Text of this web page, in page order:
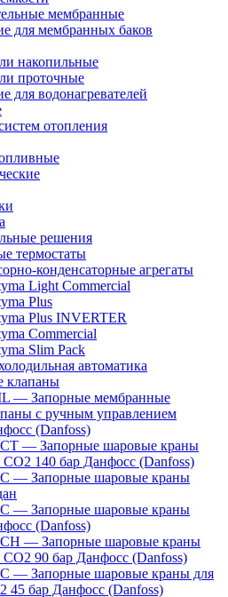
мембранные
для мембранных баков
накопильные
проточные
для водонагревателей
отопления
решения
термостаты
конденсаторные агрегаты
Light Commercial
Plus
Plus INVERTER
Commercial
Slim Pack
автоматика
клапаны
— Запорные мембранные
с ручным управлением
(Danfoss)
— Запорные шаровые краны
CO2 140 бар Данфосс (Danfoss)
— Запорные шаровые краны
— Запорные шаровые краны
(Danfoss)
— Запорные шаровые краны
CO2 90 бар Данфосс (Danfoss)
— Запорные шаровые краны для
45 бар Данфосс (Danfoss)